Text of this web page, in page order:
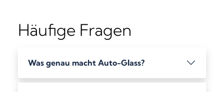
Häufige Fragen
Was genau macht Auto-Glass?